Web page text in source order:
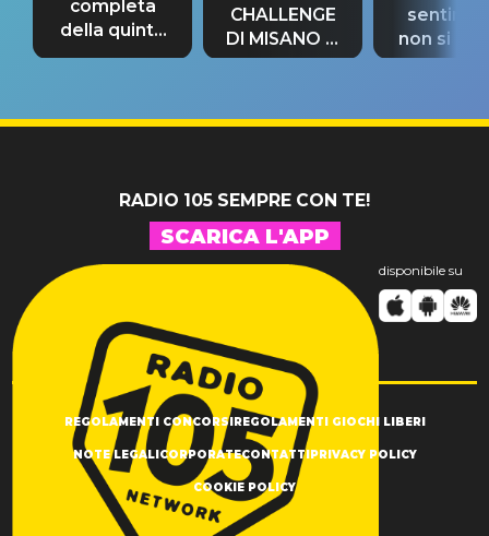
completa
della quinta
tappa
CHALLENGE
DI MISANO si
riconferma
non si
fino alla
RADIO 105 SEMPRE CON TE!
SCARICA L'APP
disponibile su
REGOLAMENTI CONCORSI REGOLAMENTI GIOCHI LIBERI
NOTE LEGALI CORPORATECONTATTI PRIVACY POLICY
COOKIE POLICY